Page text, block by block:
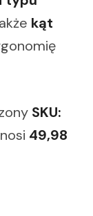
kąt
SKU:
49,98